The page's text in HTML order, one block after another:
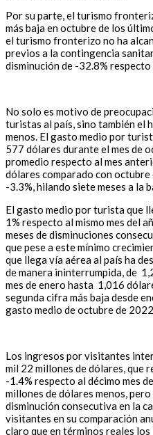
Por su parte, el turismo
más baja en octubre de los
el turismo fronterizo no ha
previos a la contingencia
disminución de -32.8%
No solo es motivo de
turistas al país, sino también el
menos. El gasto medio por
577 dólares durante el mes de
promedio respecto al mes
dólares comparado con
-3.3%, hilando siete meses a la
El gasto medio por turista que
1% respecto al mismo mes del
meses de disminuciones
que pese a este mínimo
que llega vía aérea al país ha
de manera ininterrumpida, de
mes de enero hasta 1,016
segunda cifra más baja desde
gasto medio de octubre de
Los ingresos por visitantes
mil 22 millones de dólares, que
-1.4% respecto al décimo mes
millones de dólares menos,
disminución consecutiva en la
visitantes en su comparación
claro que en términos reales